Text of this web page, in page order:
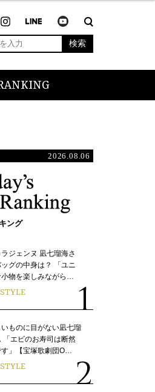
検索
2026.08.06
ング
ジェンヌ 凪七瑠海さ
グの中身は？ 「ユニ
小物を楽しみながら…
いものに目がない凪七瑠
「エビのお寿司は断然
す」【宝塚歌劇団O…